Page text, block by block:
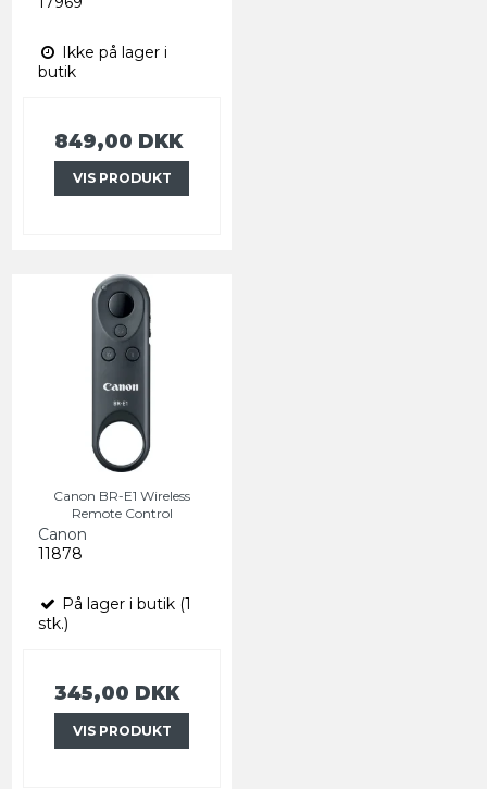
Ikke på lager i
butik
849,00 DKK
VIS PRODUKT
Canon BR-E1 Wireless
Remote Control
Canon
11878
På lager i butik (1
stk.)
345,00 DKK
VIS PRODUKT